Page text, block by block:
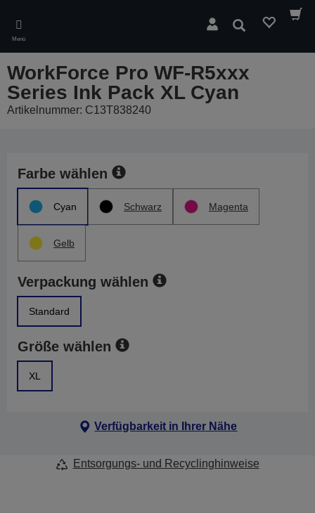
main
content
Menü
Suchen
WorkForce Pro WF-R5xxx
Series Ink Pack XL Cyan
Artikelnummer: C13T838240
Farbe wählen
Cyan Schwarz Magenta
Gelb
Verpackung wählen
Standard
Größe wählen
XL
Verfügbarkeit in Ihrer Nähe
Entsorgungs- und Recyclinghinweise